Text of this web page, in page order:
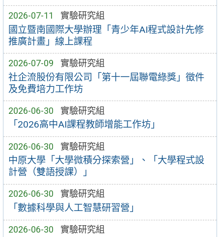
2026-07-11 實驗研究組
國立暨南國際大學辦理「青少年AI程式設計先修
推廣計畫」線上課程
2026-07-09 實驗研究組
社企流股份有限公司「第十一屆聯電綠獎」徵件
及免費培力工作坊
2026-06-30 實驗研究組
「2026高中AI課程教師增能工作坊」
2026-06-30 實驗研究組
中原大學「大學微積分探索營」、「大學程式設
計營（雙語授課）」
2026-06-30 實驗研究組
「數據科學與人工智慧研習營」
2026-06-30 實驗研究組